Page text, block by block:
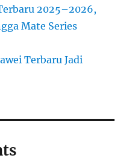
2025–2026,
Mate Series
Terbaru Jadi